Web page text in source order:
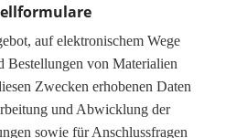
auf elektronischem Wege
Bestellungen von Materialien
Zwecken erhobenen Daten
und Abwicklung der
sowie für Anschlussfragen